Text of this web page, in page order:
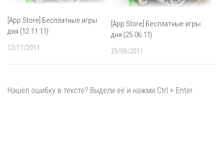
[App Store] Бесплатные игры
дня (12.11.11)
12/11/2011
[App Store] Бесплатные игры
дня (25.06.11)
25/06/2011
Нашёл ошибку в тексте? Выдели её и нажми Ctrl + Enter